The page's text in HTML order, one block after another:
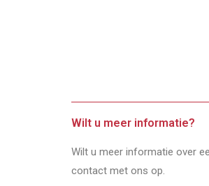
Wilt u meer informatie?
Wilt u meer informatie over
contact met ons op.